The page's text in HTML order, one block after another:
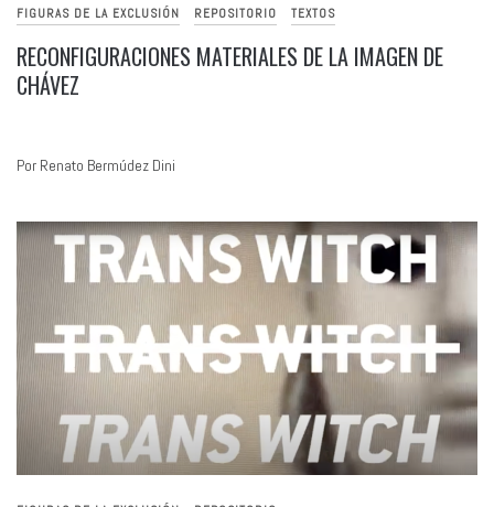
FIGURAS DE LA EXCLUSIÓN REPOSITORIO TEXTOS
RECONFIGURACIONES MATERIALES DE LA IMAGEN DE
CHÁVEZ
Por Renato Bermúdez Dini